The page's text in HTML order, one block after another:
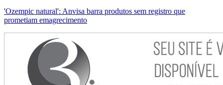
'Ozempic natural': Anvisa barra produtos sem registro que
prometiam emagrecimento